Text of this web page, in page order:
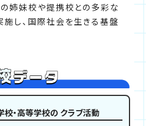
姉妹校や提携校との多彩な
し、国際社会を生きる基盤
・高等学校の クラブ活動